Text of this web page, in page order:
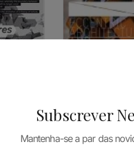
ARQUITECTURA
STRIKE A POSE –
ECCENTRIC
ARCHITECTURE
Subscrever
Mantenha-se a par das